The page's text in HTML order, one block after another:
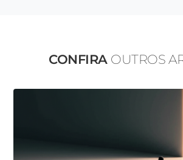
CONFIRA OUTROS